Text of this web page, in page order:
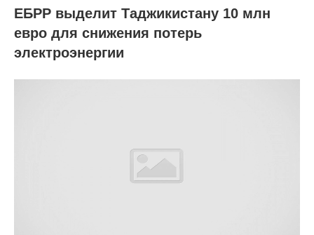
ЕБРР выделит Таджикистану 10 млн
евро для снижения потерь
электроэнергии